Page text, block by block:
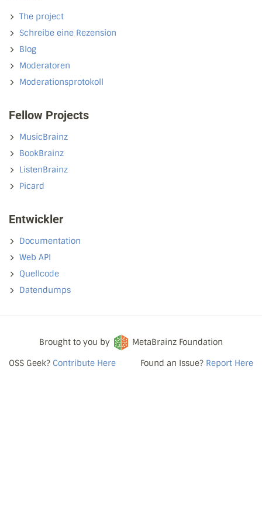
The project
Schreibe eine Rezension
Blog
Moderatoren
Moderationsprotokoll
Fellow Projects
MusicBrainz
BookBrainz
ListenBrainz
Picard
Entwickler
Documentation
Web API
Quellcode
Datendumps
OSS Geek? Contribute Here
Brought to you by
MetaBrainz Foundation
Found an Issue? Report Here